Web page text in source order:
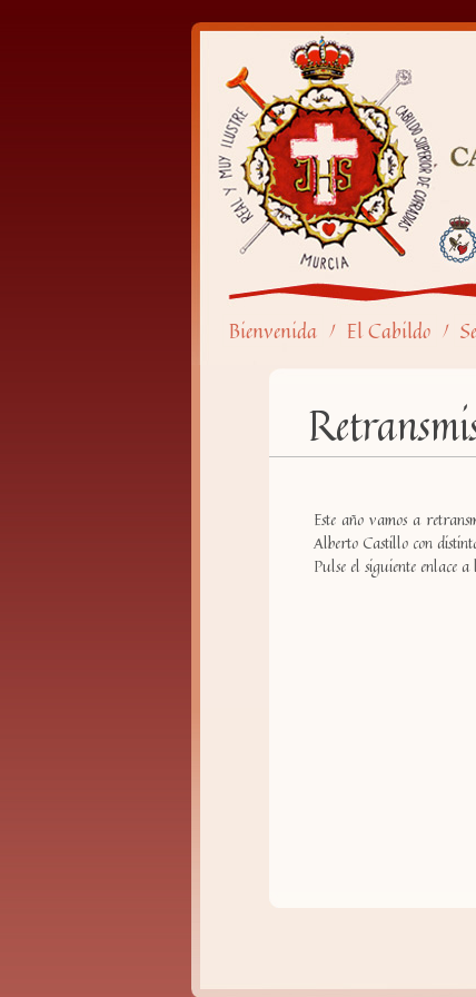
Bienvenida / El Cabildo /
Este año vamos a
Alberto Castillo con
Pulse el siguiente enlace